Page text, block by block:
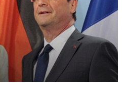
για την υποστήριξη της
νέων καινοτόμων
καθώς και τη βελτίωση του